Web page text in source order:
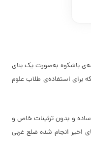
پلانی استاندارد در زمینی به مساحت 1400 متر ساخته شده است. این مدرسه‌ی باشکوه به‌صورت یک بنای
حیاط مدرسه مستطیلی به طول 19/5 متر و عرض 18/5 متر هست. مدرسه‌ی شاهرخیه در دو طبقه ساخته شده و دارای 28 حجره است که براى استفاده‌ی طلاب علوم
و بدون تزئینات خاص و
اخیر انجام شده ضلع غربی